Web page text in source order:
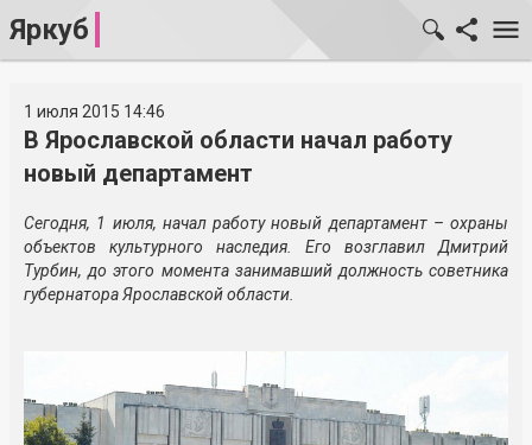
Яркуб
1 июля 2015 14:46
В Ярославской области начал работу
новый департамент
Сегодня, 1 июля, начал работу новый департамент – охраны
объектов культурного наследия. Его возглавил Дмитрий
Турбин, до этого момента занимавший должность советника
губернатора Ярославской области.